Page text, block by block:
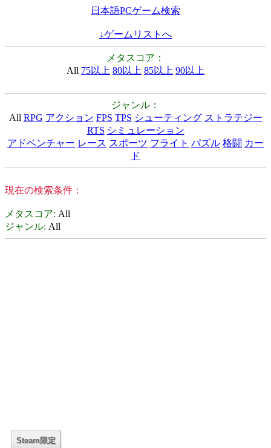
日本語PCゲーム検索
↓ゲームリストへ
メタスコア：
All 75以上 80以上 85以上 90以上
ジャンル：
All RPG アクション FPS TPS シューティング ストラテジー
RTS シミュレーション
アドベンチャー レース スポーツ フライト パズル 格闘 カー
ド
現在の検索条件：
メタスコア: All
ジャンル: All